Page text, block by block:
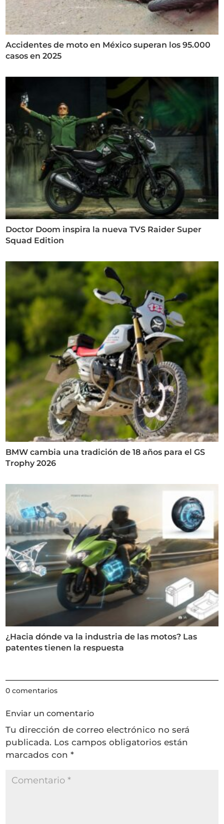
Accidentes de moto en México superan los 95.000
casos en 2025
Doctor Doom inspira la nueva TVS Raider Super
Squad Edition
BMW cambia una tradición de 18 años para el GS
Trophy 2026
¿Hacia dónde va la industria de las motos? Las
patentes tienen la respuesta
0 comentarios
Enviar un comentario
Tu dirección de correo electrónico no será
publicada. Los campos obligatorios están
marcados con*